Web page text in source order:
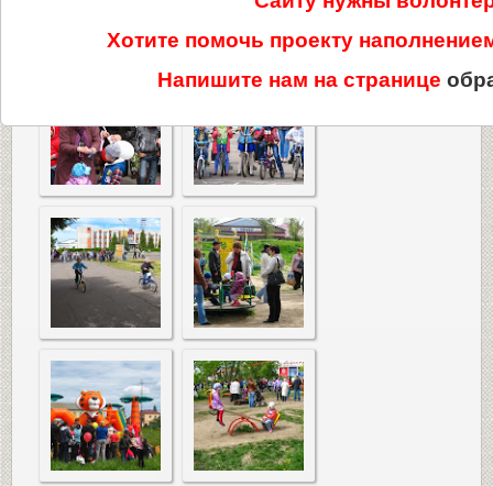
Хотите помочь проекту
Напишите нам на странице